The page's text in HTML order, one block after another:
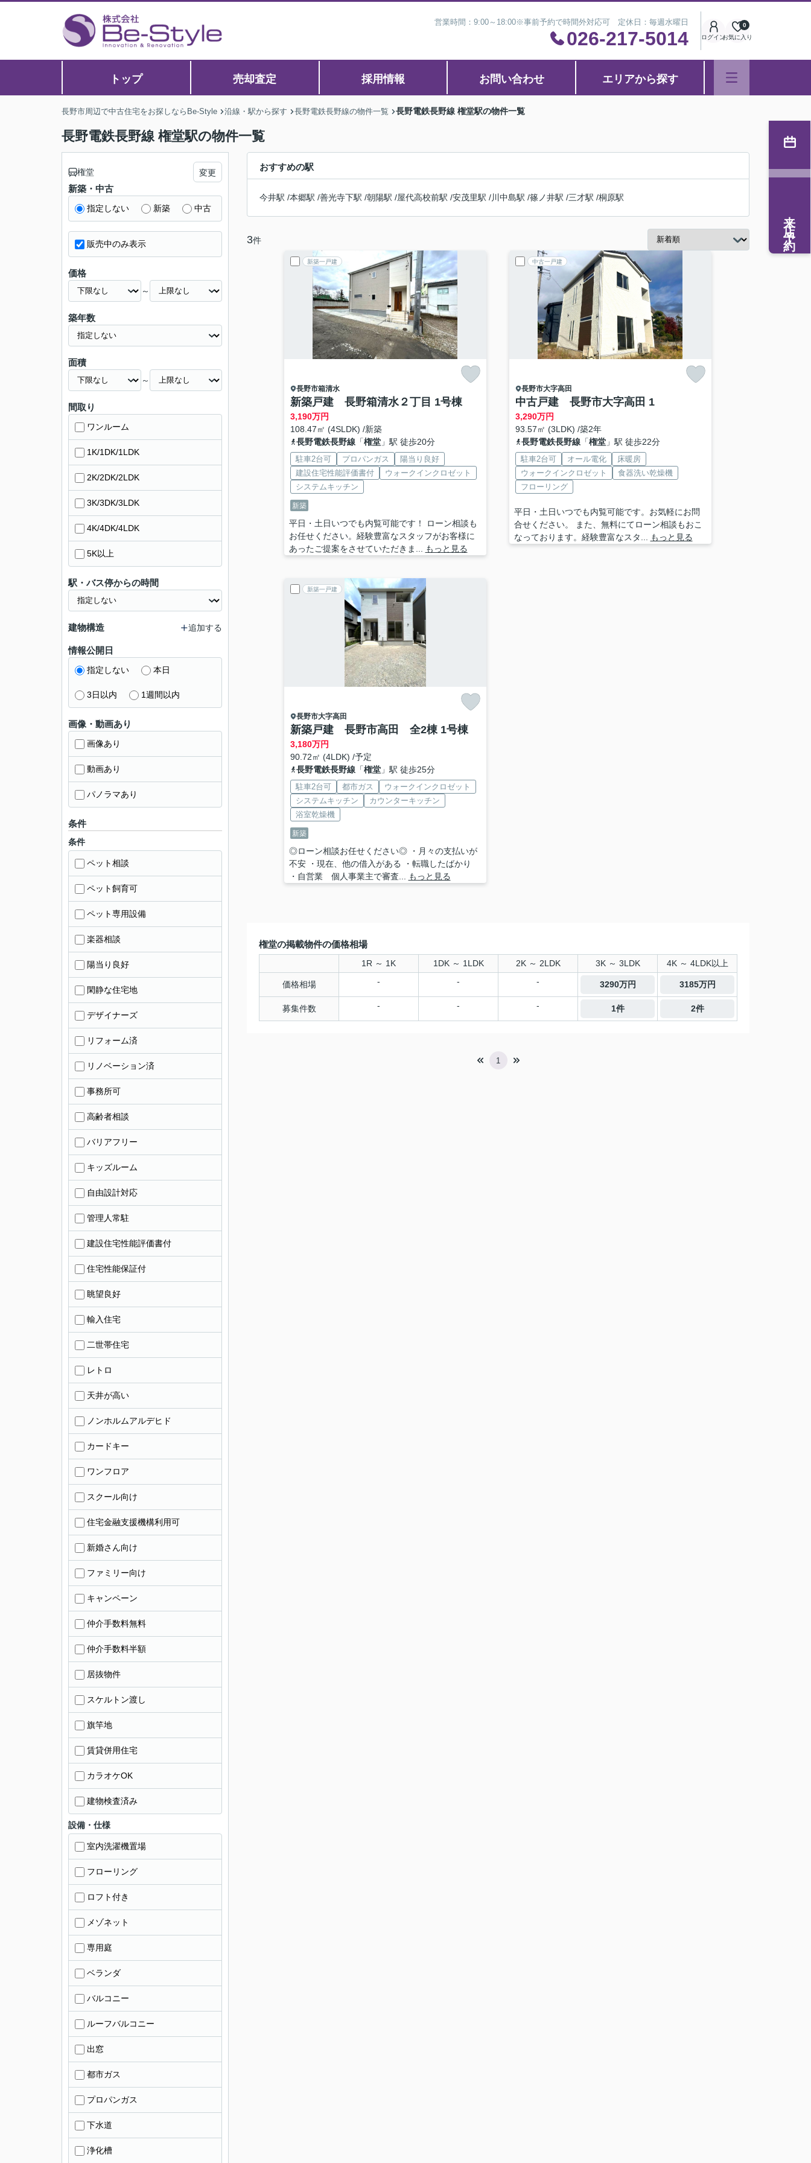
営業時間：9:00～18:00※事前予約で時間外対応可 定休日：毎週水曜日
026-217-5014 ログインお気に入り
0
トップ 売却査定 採用情報 お問い合わせ エリアから探す
長野市周辺で中古住宅をお探しならBe-Style 沿線・駅から探す 長野電鉄長野線の物件一覧 長野電鉄長野線 権堂駅の物件一覧
長野電鉄長野線 権堂駅の物件一覧
おすすめの駅
今井駅 /本郷駅 /善光寺下駅 /朝陽駅 /屋代高校前駅 /安茂里駅 /川中島駅 /篠ノ井駅 /三才駅 /桐原駅
3件
新築一戸建
長野市箱清水
新築戸建 長野箱清水２丁目 1号棟
3,190万円
108.47㎡ (4SLDK) /新築
長野電鉄長野線「権堂」駅 徒歩20分
駐車2台可 プロパンガス
陽当り良好
建設住宅性能評価書付
ウォークインクロゼット
システムキッチン
新築
平日・土日いつでも内覧可能です！ ローン相談も
お任せください。経験豊富なスタッフがお客様に
あったご提案をさせていただきま...
もっと見る
中古一戸建
長野市大字高田
中古戸建 長野市大字高田 1
3,290万円
93.57㎡ (3LDK) /築2年
長野電鉄長野線「権堂」駅 徒歩22分
駐車2台可 オール電化
床暖房
ウォークインクロゼット
食器洗い乾燥機
フローリング
平日・土日いつでも内覧可能です。お気軽にお問
合せください。 また、無料にてローン相談もおこ
なっております。経験豊富なスタ...
もっと見る
新築一戸建
長野市大字高田
新築戸建 長野市高田 全2棟 1号棟
3,180万円
90.72㎡ (4LDK) /予定
長野電鉄長野線「権堂」駅 徒歩25分
駐車2台可 都市ガス
ウォークインクロゼット
システムキッチン
カウンターキッチン
浴室乾燥機
新築
◎ローン相談お任せください◎ ・月々の支払いが
不安 ・現在、他の借入がある ・転職したばかり
・自営業 個人事業主で審査...
もっと見る
権堂の掲載物件の価格相場
1R ～ 1K 1DK ～ 1LDK 2K ～ 2LDK 3K ～ 3LDK 4K ～ 4LDK以上
価格相場 - - - 3290万円 3185万円
募集件数 - - - 1件 2件
1
権堂 変更
新築・中古
指定しない 新築 中古
販売中のみ表示
価格
～
築年数
面積
～
間取り
ワンルーム
1K/1DK/1LDK
2K/2DK/2LDK
3K/3DK/3LDK
4K/4DK/4LDK
5K以上
駅・バス停からの時間
建物構造 追加する
情報公開日
指定しない 本日
3日以内 1週間以内
画像・動画あり
画像あり
動画あり
パノラマあり
条件
条件
ペット相談
ペット飼育可
ペット専用設備
楽器相談
陽当り良好
閑静な住宅地
デザイナーズ
リフォーム済
リノベーション済
事務所可
高齢者相談
バリアフリー
キッズルーム
自由設計対応
管理人常駐
建設住宅性能評価書付
住宅性能保証付
眺望良好
輸入住宅
二世帯住宅
レトロ
天井が高い
ノンホルムアルデヒド
カードキー
ワンフロア
スクール向け
住宅金融支援機構利用可
新婚さん向け
ファミリー向け
キャンペーン
仲介手数料無料
仲介手数料半額
居抜物件
スケルトン渡し
旗竿地
賃貸併用住宅
カラオケOK
建物検査済み
設備・仕様
室内洗濯機置場
フローリング
ロフト付き
メゾネット
専用庭
ベランダ
バルコニー
ルーフバルコニー
出窓
都市ガス
プロパンガス
下水道
浄化槽
来店予約